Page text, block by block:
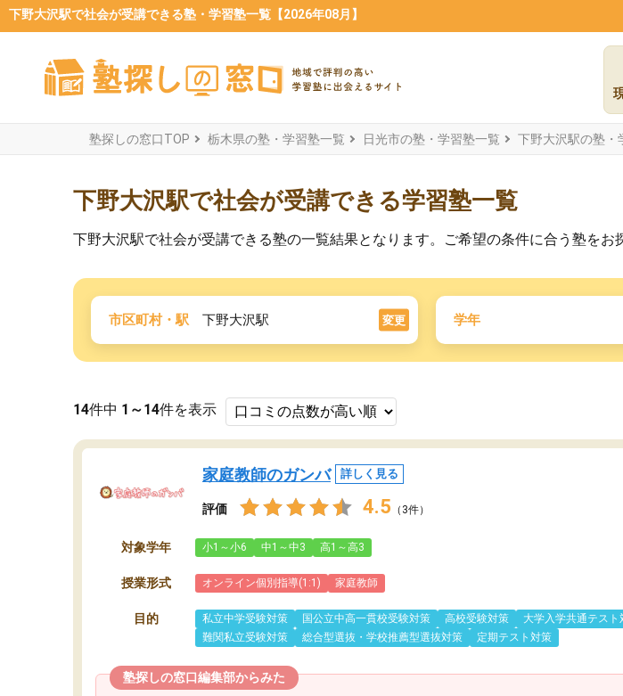
下野大沢駅で社会が受講できる塾・学習塾一覧【2026年08月】
塾探しの窓口TOP 栃木県の塾・学習塾一覧 日光市の塾・学習塾一覧 下野大沢駅の塾・
下野大沢駅で社会が受講できる学習塾一覧
下野大沢駅で社会が受講できる塾の一覧結果となります。ご希望の条件に合う塾をお
市区町村・駅 下野大沢駅 変更 学年
14件中 1～14件を表示
家庭教師のガンバ 詳しく見る
評価 4.5 （3件）
対象学年 小1～小6 中1～中3 高1～高3
授業形式 オンライン個別指導(1:1) 家庭教師
目的 私立中学受験対策 国公立中高一貫校受験対策 高校受験対策 大学入学共通テスト
難関私立受験対策
総合型選抜・学校推薦型選抜対策 定期テスト対策
塾探しの窓口編集部からみた